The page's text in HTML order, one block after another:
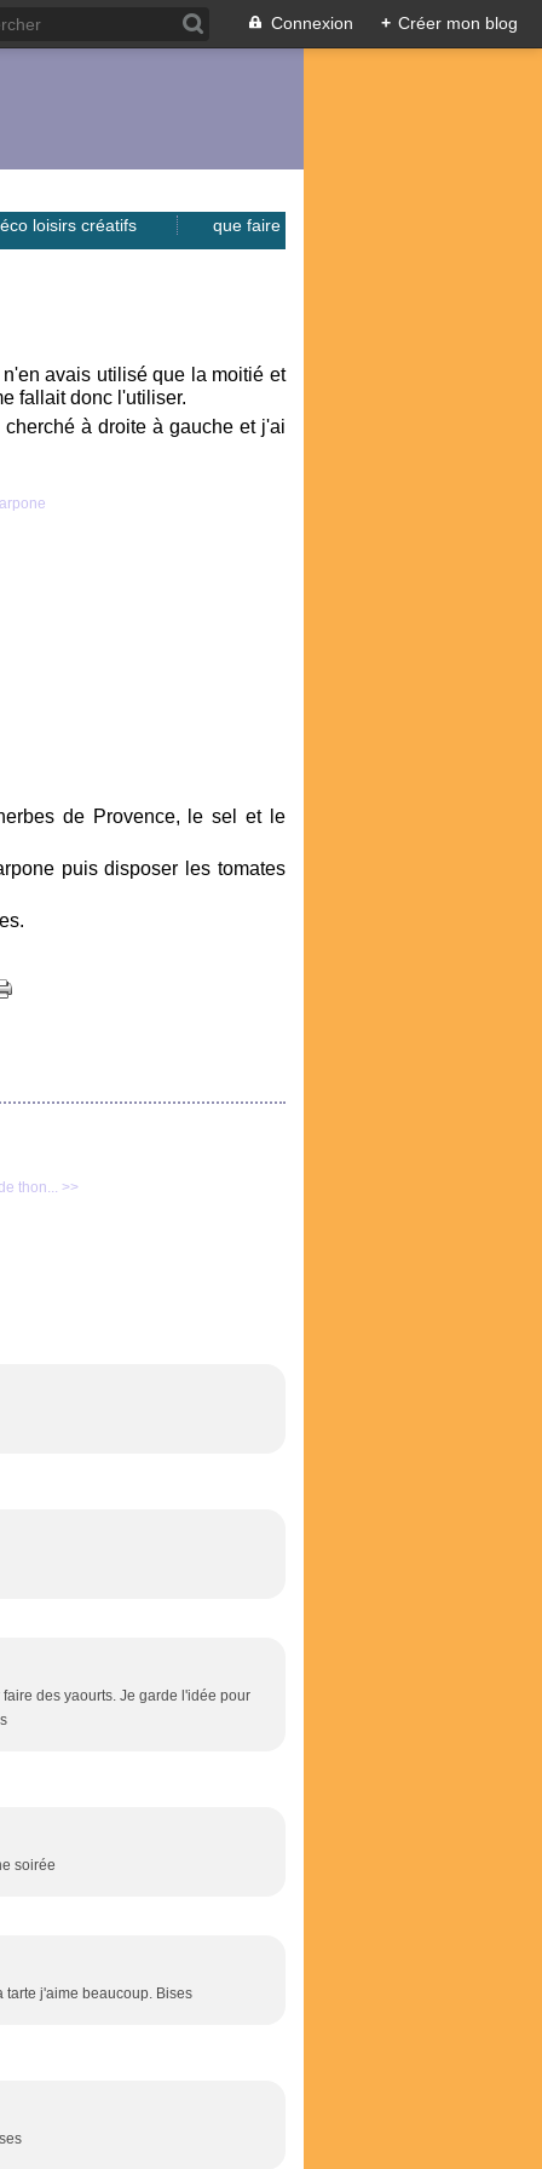
Connexion + Créer mon blog
loisirs créatifs
que faire
avais utilisé que la moitié et
fallait donc l'utiliser.
à droite à gauche et j'ai
de Provence, le sel et le
puis disposer les tomates
thon... >>
des yaourts. Je garde l'idée pour
soirée
tarte j'aime beaucoup. Bises